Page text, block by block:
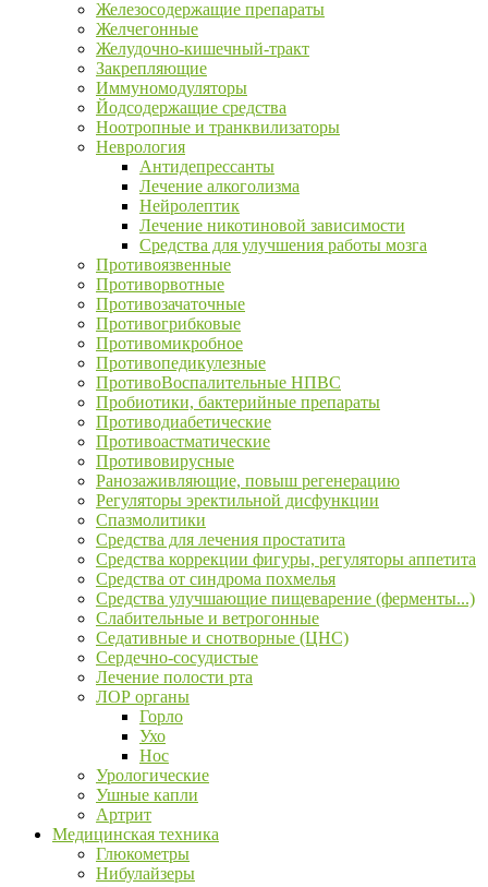
Железосодержащие препараты
Желчегонные
Желудочно-кишечный-тракт
Закрепляющие
Иммуномодуляторы
Йодсодержащие средства
Ноотропные и транквилизаторы
Неврология
Антидепрессанты
Лечение алкоголизма
Нейролептик
Лечение никотиновой зависимости
Средства для улучшения работы мозга
Противоязвенные
Противорвотные
Противозачаточные
Противогрибковые
Противомикробное
Противопедикулезные
ПротивоВоспалительные НПВС
Пробиотики, бактерийные препараты
Противодиабетические
Противоастматические
Противовирусные
Ранозаживляющие, повыш регенерацию
Регуляторы эректильной дисфункции
Спазмолитики
Средства для лечения простатита
Средства коррекции фигуры, регуляторы аппетита
Средства от синдрома похмелья
Средства улучшающие пищеварение (ферменты...)
Слабительные и ветрогонные
Седативные и снотворные (ЦНС)
Сердечно-сосудистые
Лечение полости рта
ЛОР органы
Горло
Ухо
Нос
Урологические
Ушные капли
Артрит
Медицинская техника
Глюкометры
Нибулайзеры